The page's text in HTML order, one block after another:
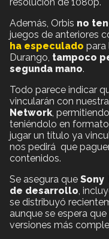
Además, Orbis no
juegos de anteriores
ha especulado para
Durango, tampoco
segunda mano.
Todo parece indicar
vincularán con
Network ,
teniéndolo en
jugar un título ya
nos pedirá que
contenidos.
Se asegura que Sony
de desarrollo ,
se distribuyó
aunque se espera
versiones más